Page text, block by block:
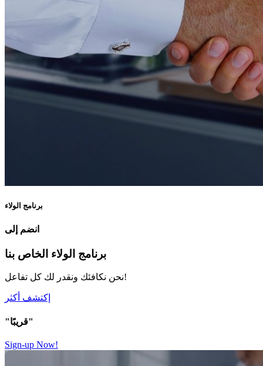
برنامج الولاء
انضم إلى
برنامج الولاء الخاص بنا
نحن نكافئك ونقدر لك كل تفاعل!
إكتشف أكثر
"قريبًا"
Sign-up Now!